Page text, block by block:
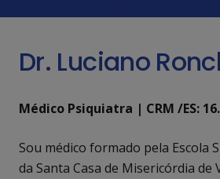
Dr. Luciano
Médico Psiquiatra | CRM /ES:
Sou médico formado pela Escola
da Santa Casa de Misericórdia de